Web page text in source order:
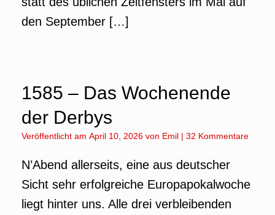
den September […]
1585 – Das Wochenende
der Derbys
Veröffentlicht am April 10, 2026 von Emil | 32 Kommentare
N’Abend allerseits, eine aus deutscher
Sicht sehr erfolgreiche Europapokalwoche
liegt hinter uns. Alle drei verbleibenden